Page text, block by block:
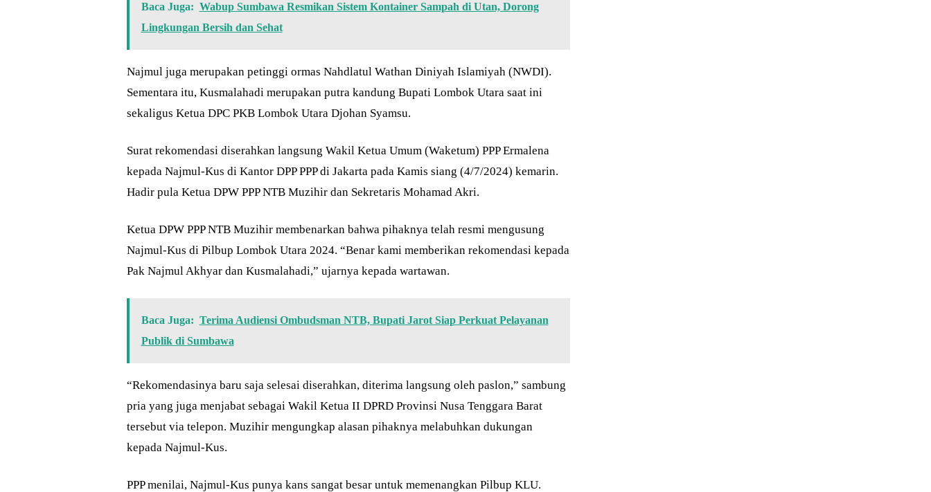
Baca Juga: Wabup Sumbawa Resmikan Sistem Kontainer Sampah di Utan, Dorong
Lingkungan Bersih dan Sehat
Najmul juga merupakan petinggi ormas Nahdlatul Wathan Diniyah Islamiyah (NWDI).
Sementara itu, Kusmalahadi merupakan putra kandung Bupati Lombok Utara saat ini
sekaligus Ketua DPC PKB Lombok Utara Djohan Syamsu.
Surat rekomendasi diserahkan langsung Wakil Ketua Umum (Waketum) PPP Ermalena
kepada Najmul-Kus di Kantor DPP PPP di Jakarta pada Kamis siang (4/7/2024) kemarin.
Hadir pula Ketua DPW PPP NTB Muzihir dan Sekretaris Mohamad Akri.
Ketua DPW PPP NTB Muzihir membenarkan bahwa pihaknya telah resmi mengusung
Najmul-Kus di Pilbup Lombok Utara 2024. “Benar kami memberikan rekomendasi kepada
Pak Najmul Akhyar dan Kusmalahadi,” ujarnya kepada wartawan.
Baca Juga: Terima Audiensi Ombudsman NTB, Bupati Jarot Siap Perkuat Pelayanan
Publik di Sumbawa
“Rekomendasinya baru saja selesai diserahkan, diterima langsung oleh paslon,” sambung
pria yang juga menjabat sebagai Wakil Ketua II DPRD Provinsi Nusa Tenggara Barat
tersebut via telepon. Muzihir mengungkap alasan pihaknya melabuhkan dukungan
kepada Najmul-Kus.
PPP menilai, Najmul-Kus punya kans sangat besar untuk memenangkan Pilbup KLU.